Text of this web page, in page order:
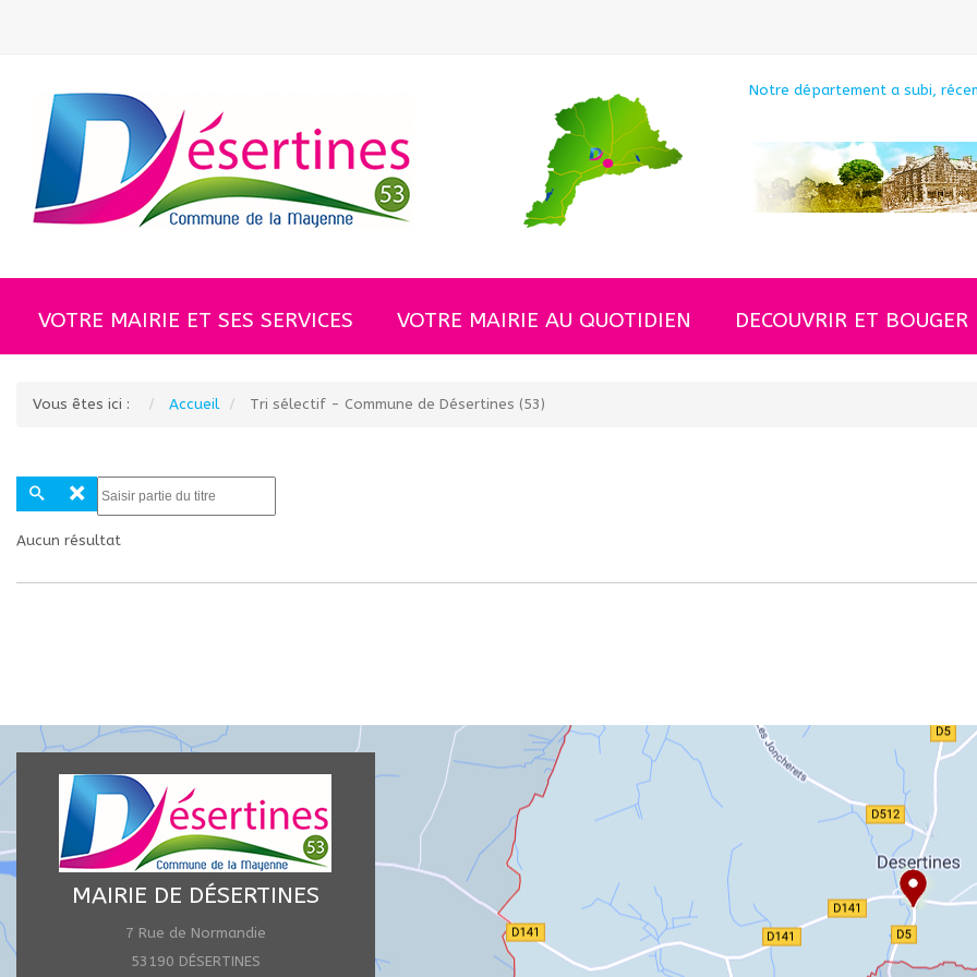
Notre département a subi,
VOTRE MAIRIE ET SES SERVICES VOTRE MAIRIE AU QUOTIDIEN DECOUVRIR ET BOUGER
Vous êtes ici : Accueil Tri sélectif - Commune de Désertines (53)
Saisir
titre
Aucun résultat
MAIRIE DE DÉSERTINES
7 Rue de Normandie
53190 DÉSERTINES